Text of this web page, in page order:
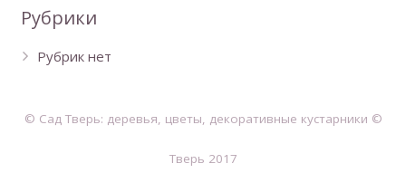
Рубрики
Рубрик нет
© Сад Тверь: деревья, цветы, декоративные кустарники ©
Тверь 2017